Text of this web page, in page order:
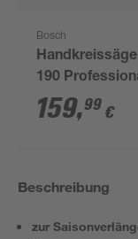
Bosch
190
1400 W, Ø 190
159,99 €
Beschreibung
zur